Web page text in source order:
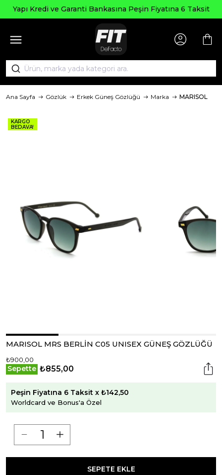
Yapı Kredi ve Garanti Bankasına Peşin Fiyatına 6 Taksit
Ana Sayfa Gözlük Erkek Güneş Gözlüğü Marka MARISOL
KARGO
BEDAVA!
MARISOL MRS BERLİN C05 UNISEX GÜNEŞ GÖZLÜĞÜ
₺900,00
Sepette ₺855,00
Peşin Fiyatına 6 Taksit x ₺142,50
Worldcard ve Bonus'a Özel
SEPETE EKLE